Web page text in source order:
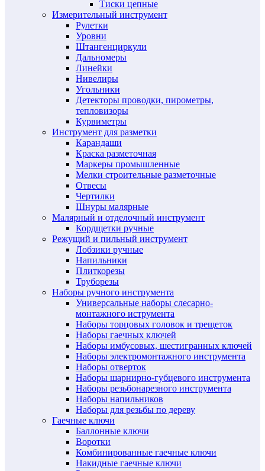
Тиски цепные
Измерительный инструмент
Рулетки
Уровни
Штангенциркули
Дальномеры
Линейки
Нивелиры
Угольники
Детекторы проводки, пирометры,
тепловизоры
Курвиметры
Инструмент для разметки
Карандаши
Краска разметочная
Маркеры промышленные
Мелки строительные разметочные
Отвесы
Чертилки
Шнуры малярные
Малярный и отделочный инструмент
Кордщетки ручные
Режущий и пильный инструмент
Лобзики ручные
Напильники
Плиткорезы
Труборезы
Наборы ручного инструмента
Универсальные наборы слесарно-
монтажного иструмента
Наборы торцовых головок и трещеток
Наборы гаечных ключей
Наборы имбусовых, шестигранных ключей
Наборы электромонтажного инструмента
Наборы отверток
Наборы шарнирно-губцевого инструмента
Наборы резьбонарезного инструмента
Наборы напильников
Наборы для резьбы по дереву
Гаечные ключи
Баллонные ключи
Воротки
Комбинированные гаечные ключи
Накидные гаечные ключи